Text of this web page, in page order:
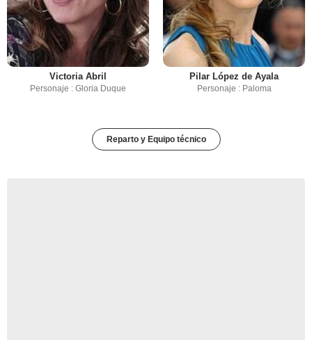
Victoria Abril
Personaje : Gloria Duque
Pilar López de Ayala
Personaje : Paloma
Reparto y Equipo técnico